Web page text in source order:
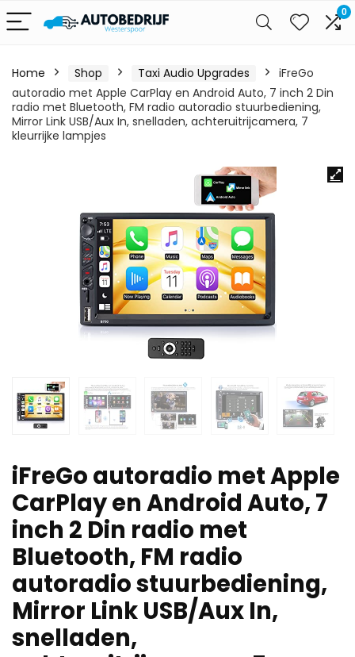
0
Home Shop Taxi Audio Upgrades
iFreGo
autoradio met Apple CarPlay en Android Auto, 7 inch 2 Din
radio met Bluetooth, FM radio autoradio stuurbediening,
Mirror Link USB/Aux In, snelladen, achteruitrijcamera, 7
kleurrijke lampjes
iFreGo autoradio met Apple
CarPlay en Android Auto, 7
inch 2 Din radio met
Bluetooth, FM radio
autoradio stuurbediening,
Mirror Link USB/Aux In,
snelladen,